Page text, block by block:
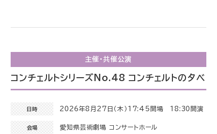
主催・共催公演
コンチェルトシリーズNo.48 コンチェルトの夕べ
日時 2026年8月27日（木）17:45開場 18:30開演
会場 愛知県芸術劇場 コンサートホール